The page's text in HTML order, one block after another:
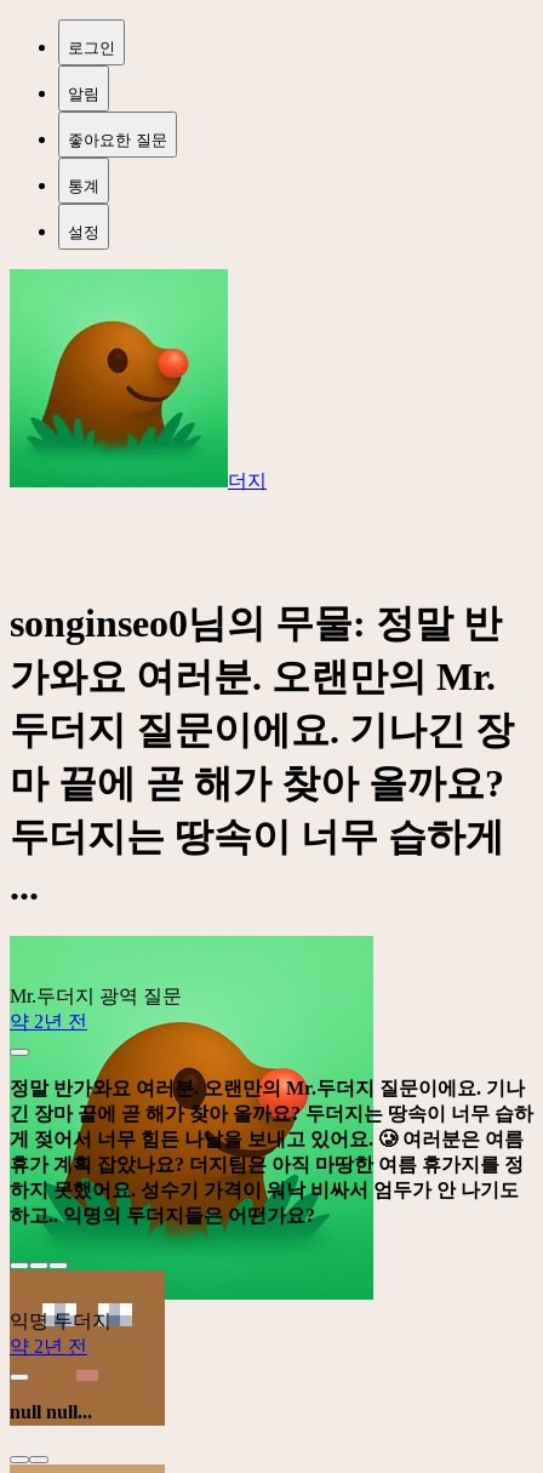
로그인
알림
좋아요한 질문
통계
설정
더지
songinseo0님의 무물: 정말 반
가와요 여러분. 오랜만의 Mr.
두더지 질문이에요. 기나긴 장
마 끝에 곧 해가 찾아 올까요?
두더지는 땅속이 너무 습하게
...
Mr.두더지
광역 질문
약 2년 전
정말 반가와요 여러분. 오랜만의 Mr.두더지 질문이에요. 기나
긴 장마 끝에 곧 해가 찾아 올까요? 두더지는 땅속이 너무 습하
게 젖어서 너무 힘든 나날을 보내고 있어요. 🥲 여러분은 여름
휴가 계획 잡았나요? 더지팀은 아직 마땅한 여름 휴가지를 정
하지 못했어요. 성수기 가격이 워낙 비싸서 엄두가 안 나기도
하고.. 익명의 두더지들은 어떤가요?
익명 두더지
약 2년 전
null null...